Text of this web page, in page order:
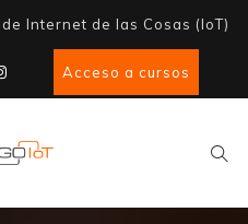
Internet de las Cosas (IoT)
Acceso a cursos